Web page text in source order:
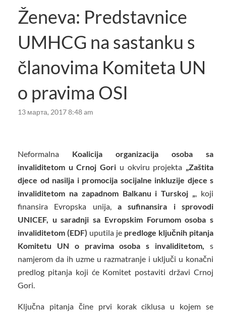
Ženeva: Predstavnice
UMHCG na sastanku s
članovima Komiteta UN
o pravima OSI
13 марта, 2017 8:48 am
Neformalna Koalicija organizacija osoba sa
invaliditetom u Crnoj Gori u okviru projekta „Zaštita
djece od nasilja i promocija socijalne inkluzije djece s
invaliditetom na zapadnom Balkanu i Turskoj „, koji
finansira Evropska unija, a sufinansira i sprovodi
UNICEF, u saradnji sa Evropskim Forumom osoba s
invaliditetom (EDF) uputila je predloge ključnih pitanja
Komitetu UN o pravima osoba s invaliditetom, s
namjerom da ih uzme u razmatranje i uključi u konačni
predlog pitanja koji će Komitet postaviti državi Crnoj
Gori.
Ključna pitanja čine prvi korak ciklusa u kojem se